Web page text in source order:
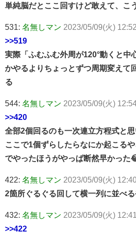
単純脳だとここ回すけど敢えて、こ
531: 名無しマン 2023/05/09(火)
>>519
実際「ふむふむ外周が120°動くと中
かやるよりちょっとずつ周期変えて
る
544: 名無しマン 2023/05/09(火)
>>420
全部2個回るのも一次連立方程式と
ここで1個ずらしたらなにか起こる
でやったほうがやっぱ断然早かった
422: 名無しマン 2023/05/09(火)
2箇所ぐるぐる回して横一列に並べ
432: 名無しマン 2023/05/09(火)
>>422